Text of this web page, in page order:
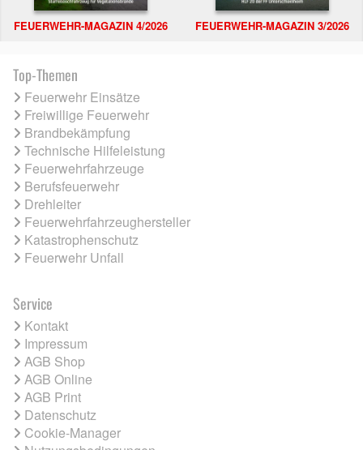
FEUERWEHR-MAGAZIN 4/2026 FEUERWEHR-MAGAZIN 3/2026
Top-Themen
Feuerwehr Einsätze
Freiwillige Feuerwehr
Brandbekämpfung
Technische Hilfeleistung
Feuerwehrfahrzeuge
Berufsfeuerwehr
Drehleiter
Feuerwehrfahrzeughersteller
Katastrophenschutz
Feuerwehr Unfall
Service
Kontakt
Impressum
AGB Shop
AGB Online
AGB Print
Datenschutz
Cookie-Manager